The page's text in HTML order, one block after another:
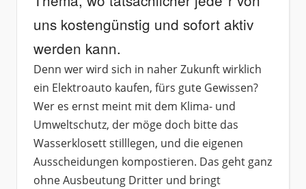
uns kostengünstig und sofort aktiv
werden kann.
Denn wer wird sich in naher Zukunft wirklich
ein Elektroauto kaufen, fürs gute Gewissen?
Wer es ernst meint mit dem Klima- und
Umweltschutz, der möge doch bitte das
Wasserklosett stilllegen, und die eigenen
Ausscheidungen kompostieren. Das geht ganz
ohne Ausbeutung Dritter und bringt